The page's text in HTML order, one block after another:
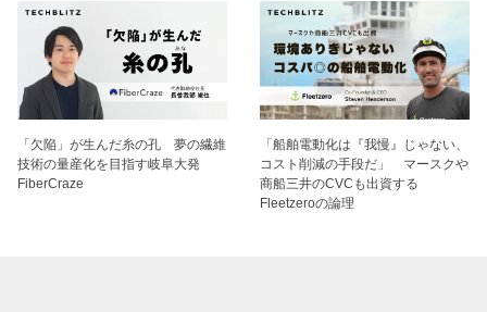
「欠陥」が生んだ糸の孔 夢の繊維
技術の量産化を目指す岐阜大発
FiberCraze
「船舶電動化は『我慢』じゃない、
コスト削減の手段だ」 マースクや
商船三井のCVCも出資する
Fleetzeroの論理